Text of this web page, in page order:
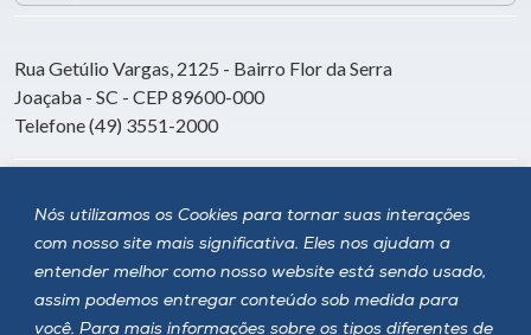
Nós utilizamos os Cookies para tornar suas interações
com nosso site mais significativa. Eles nos ajudam a
entender melhor como nosso website está sendo usado,
assim podemos entregar conteúdo sob medida para
você. Para mais informações sobre os tipos diferentes de
Rua Getúlio Vargas, 2125 - Bairro Flor da Serra
Joaçaba - SC - CEP 89600-000
Telefone (49) 3551-2000
Siga a Unoesc